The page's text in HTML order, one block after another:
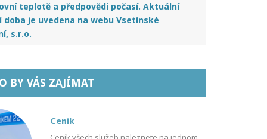
teplotě a předpovědi počasí. Aktuální
doba je uvedena na webu Vsetínské
s.r.o.
BY VÁS ZAJÍMAT
Ceník